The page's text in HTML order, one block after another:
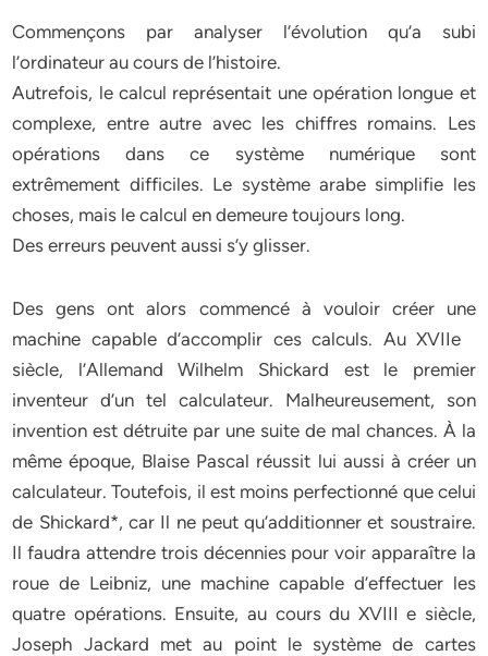
Commençons par analyser l’évolution qu’a subi
l’ordinateur au cours de l’histoire.
Autrefois, le calcul représentait une opération longue et
complexe, entre autre avec les chiffres romains. Les
opérations dans ce système numérique sont
extrêmement diffi­ciles. Le système arabe simplifie les
choses, mais le calcul en demeure toujours long.
Des erreurs peuvent aussi s’y glisser.
Des gens ont alors commencé à vouloir créer une
machine capable d’accomplir ces calculs. Au XVIIe
siècle, l’Allemand Wilhelm Shickard est le premier
inventeur d’un tel calculateur. Malheureusement, son
invention est détruite par une suite de mal­ chances. À la
même époque, Blaise Pascal réussit lui aussi à créer un
calculateur. Tou­tefois, il est moins perfectionné que celui
de Shickard*, car Il ne peut qu’additionner et soustraire.
Il faudra attendre trois décennies pour voir apparaître la
roue de Leibniz, une machine capable d’effectuer les
quatre opérations. Ensuite, au cours du XVIII e siècle,
Joseph Jackard met au point le système de cartes